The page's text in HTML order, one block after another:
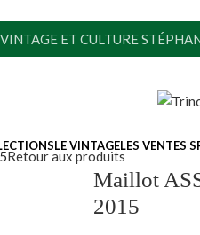
ET CULTURE
LE VINTAGELES VENTES
Retour aux produits
Maillot
2015